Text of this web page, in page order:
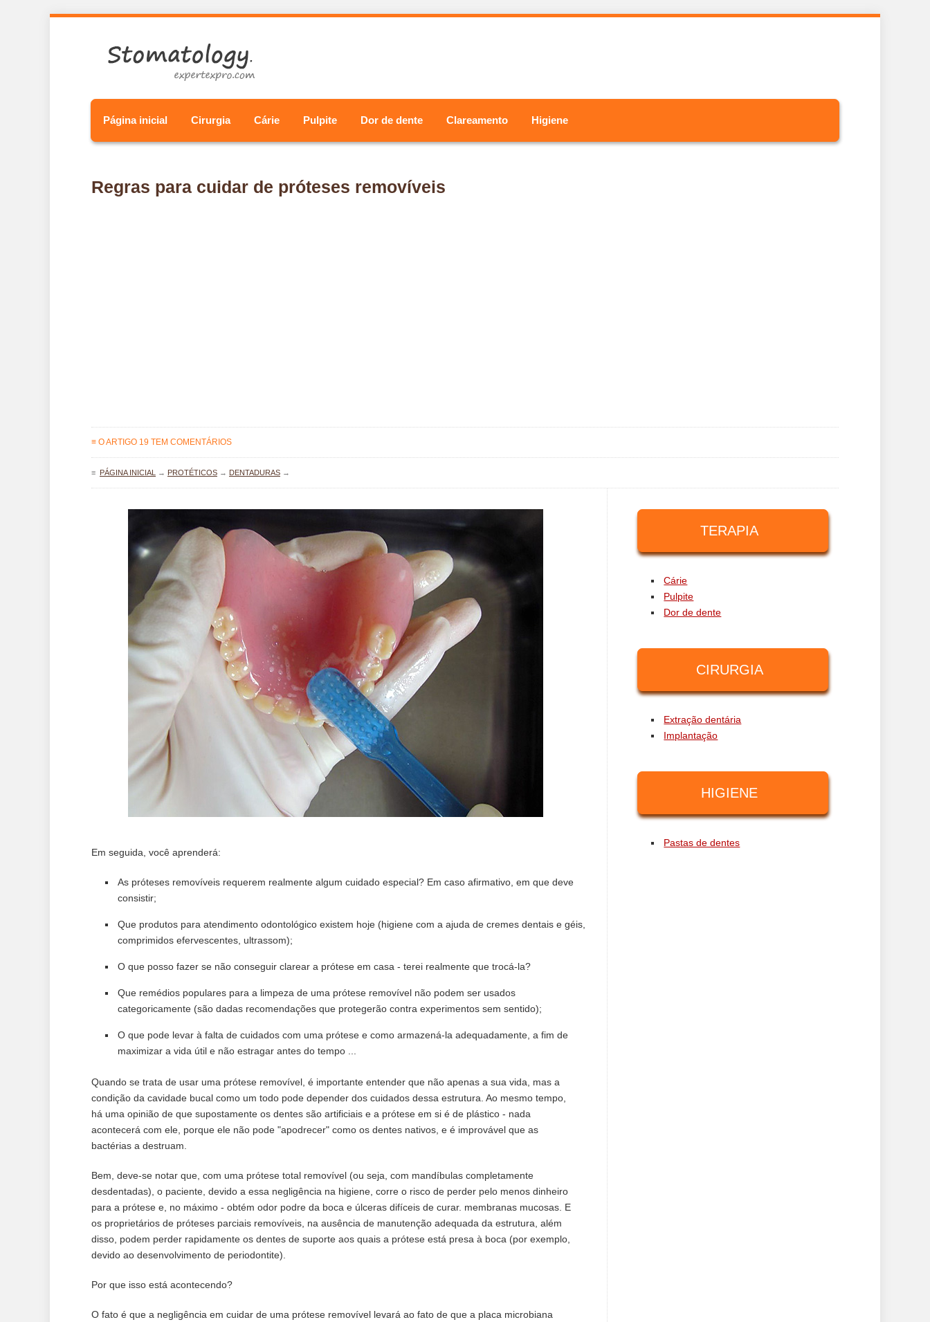
Página inicial Cirurgia Cárie Pulpite Dor de dente Clareamento Higiene
Regras para cuidar de próteses removíveis
≡ O ARTIGO 19 TEM COMENTÁRIOS
≡ PÁGINA INICIAL → PROTÉTICOS → DENTADURAS →
Em seguida, você aprenderá:
As próteses removíveis requerem realmente algum cuidado especial? Em caso afirmativo, em que deve
consistir;
Que produtos para atendimento odontológico existem hoje (higiene com a ajuda de cremes dentais e géis,
comprimidos efervescentes, ultrassom);
O que posso fazer se não conseguir clarear a prótese em casa - terei realmente que trocá-la?
Que remédios populares para a limpeza de uma prótese removível não podem ser usados ​​
categoricamente (são dadas recomendações que protegerão contra experimentos sem sentido);
O que pode levar à falta de cuidados com uma prótese e como armazená-la adequadamente, a fim de
maximizar a vida útil e não estragar antes do tempo ...
Quando se trata de usar uma prótese removível, é importante entender que não apenas a sua vida, mas a
condição da cavidade bucal como um todo pode depender dos cuidados dessa estrutura. Ao mesmo tempo,
há uma opinião de que supostamente os dentes são artificiais e a prótese em si é de plástico - nada
acontecerá com ele, porque ele não pode "apodrecer" como os dentes nativos, e é improvável que as
bactérias a destruam.
Bem, deve-se notar que, com uma prótese total removível (ou seja, com mandíbulas completamente
desdentadas), o paciente, devido a essa negligência na higiene, corre o risco de perder pelo menos dinheiro
para a prótese e, no máximo - obtém odor podre da boca e úlceras difíceis de curar. membranas mucosas. E
os proprietários de próteses parciais removíveis, na ausência de manutenção adequada da estrutura, além
disso, podem perder rapidamente os dentes de suporte aos quais a prótese está presa à boca (por exemplo,
devido ao desenvolvimento de periodontite).
Por que isso está acontecendo?
O fato é que a negligência em cuidar de uma prótese removível levará ao fato de que a placa microbiana
TERAPIA
Cárie
Pulpite
Dor de dente
CIRURGIA
Extração dentária
Implantação
HIGIENE
Pastas de dentes